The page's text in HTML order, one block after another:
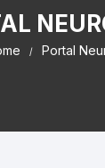
Portal